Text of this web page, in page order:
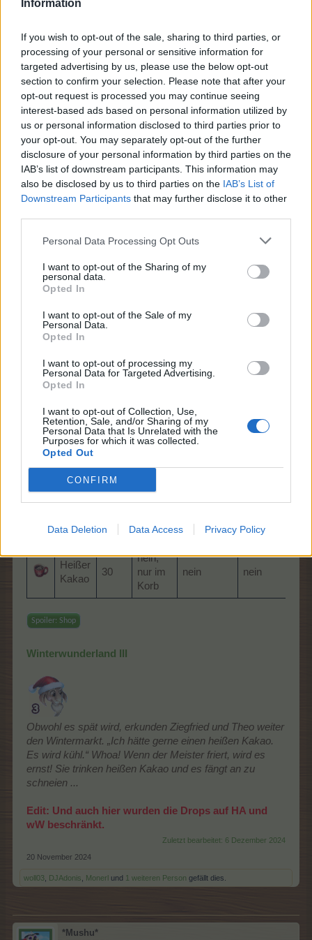
Information
If you wish to opt-out of the sale, sharing to third parties, or
processing of your personal or sensitive information for
targeted advertising by us, please use the below opt-out
section to confirm your selection. Please note that after your
opt-out request is processed you may continue seeing
interest-based ads based on personal information utilized by
us or personal information disclosed to third parties prior to
your opt-out. You may separately opt-out of the further
disclosure of your personal information by third parties on the
IAB’s list of downstream participants. This information may
also be disclosed by us to third parties on the IAB’s List of
Downstream Participants that may further disclose it to other
Personal Data Processing Opt Outs
I want to opt-out of the Sharing of my
personal data.
Opted In
I want to opt-out of the Sale of my
Personal Data.
Opted In
I want to opt-out of processing my
Personal Data for Targeted Advertising.
Opted In
I want to opt-out of Collection, Use,
Retention, Sale, and/or Sharing of my
Personal Data that Is Unrelated with the
Purposes for which it was collected.
Opted Out
CONFIRM
Data Deletion Data Access Privacy Policy
Pflanze
Bild
Name Level Zeit EP Flächen
Pfefferkuchenblume 30
04:00
h
40
Wiese
Spoiler: Shop
Winterwunderland II
jammert Theo und hüpft von einem Fuß auf den anderen.
„Dann steh nicht so rum! Wenn Du Dich bewegst, wird
köstlichen Lebkuchenherzen!“
20 November 2024
*Mushu*
Board Administrator
Team Farmerama DE
Winterwunderland III
Start: 20.12.2024 - 10:00 Uhr
Ende: 22.12.2024 - 22:00 Uhr
Bild
Name Level kaufbar Schenkbar Zauberbaum
Heißer
Kakao
30
nein,
nur im
Korb
nein nein
Spoiler: Shop
Winterwunderland III
Obwohl es spät wird, erkunden Ziegfried und Theo weiter
den Wintermarkt. „Ich hätte gerne einen heißen Kakao.
Es wird kühl.“ Whoa! Wenn der Meister friert, wird es
ernst! Sie trinken heißen Kakao und es fängt an zu
schneien ...
Edit: Und auch hier wurden die Drops auf HA und
wW beschränkt.
Zuletzt bearbeitet: 6 Dezember 2024
20 November 2024
woll03 DJAdonis Monerl und 1 weiteren Person gefällt dies.
*Mushu*